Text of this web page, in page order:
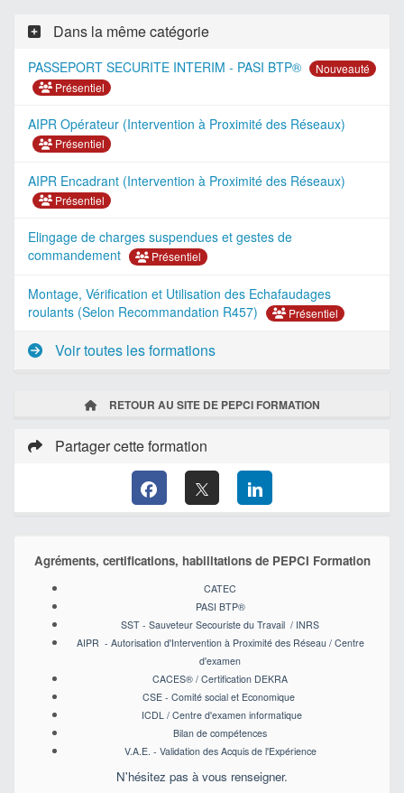
Dans la même catégorie
PASSEPORT SECURITE INTERIM - PASI BTP®
Nouveauté
Présentiel
AIPR Opérateur (Intervention à Proximité des Réseaux)
Présentiel
AIPR Encadrant (Intervention à Proximité des Réseaux)
Présentiel
Elingage de charges suspendues et gestes de
commandement
Présentiel
Montage, Vérification et Utilisation des Echafaudages
roulants (Selon Recommandation R457)
Présentiel
Voir toutes les formations
RETOUR AU SITE DE PEPCI FORMATION
Partager cette formation
Agréments, certifications, habilitations de PEPCI Formation
CATEC
PASI BTP®
SST - Sauveteur Secouriste du Travail / INRS
AIPR - Autorisation d'Intervention à Proximité des Réseau / Centre
d'examen
CACES® / Certification DEKRA
CSE - Comité social et Economique
ICDL / Centre d'examen informatique
Bilan de compétences
V.A.E. - Validation des Acquis de l'Expérience
N'hésitez pas à vous renseigner.